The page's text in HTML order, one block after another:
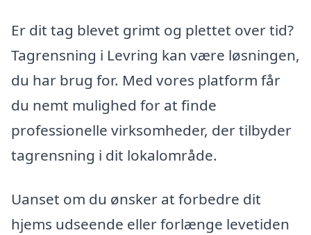
Er dit tag blevet grimt og plettet over tid?
Tagrensning i Levring kan være løsningen,
du har brug for. Med vores platform får
du nemt mulighed for at finde
professionelle virksomheder, der tilbyder
tagrensning i dit lokalområde.
Uanset om du ønsker at forbedre dit
hjems udseende eller forlænge levetiden